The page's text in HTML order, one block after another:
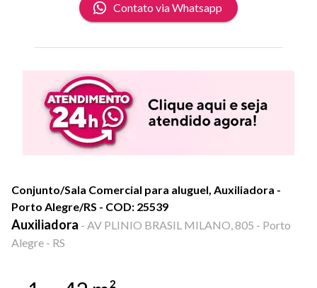
Contato via Whatsapp
Conjunto/Sala Comercial para aluguel, Auxiliadora -
Porto Alegre/RS - COD: 25539
Auxiliadora - AV PLINIO BRASIL MILANO, 805 - Porto
Alegre - RS